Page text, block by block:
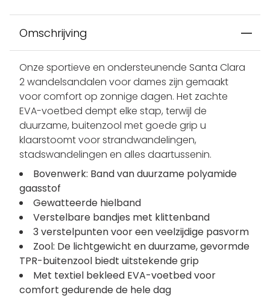
Omschrijving
Onze sportieve en ondersteunende Santa Clara
2 wandelsandalen voor dames zijn gemaakt
voor comfort op zonnige dagen. Het zachte
EVA-voetbed dempt elke stap, terwijl de
duurzame, buitenzool met goede grip u
klaarstoomt voor strandwandelingen,
stadswandelingen en alles daartussenin.
Bovenwerk: Band van duurzame polyamide
gaasstof
Gewatteerde hielband
Verstelbare bandjes met klittenband
3 verstelpunten voor een veelzijdige pasvorm
Zool: De lichtgewicht en duurzame, gevormde
TPR-buitenzool biedt uitstekende grip
Met textiel bekleed EVA-voetbed voor
comfort gedurende de hele dag